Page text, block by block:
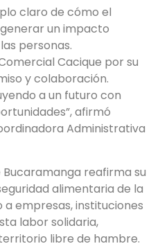
claro de cómo el
un impacto
personas.
Cacique por su
y colaboración.
a un futuro con
afirmó
Administrativa
Bucaramanga reafirma su
alimentaria de la
a empresas, instituciones
labor solidaria,
libre de hambre.